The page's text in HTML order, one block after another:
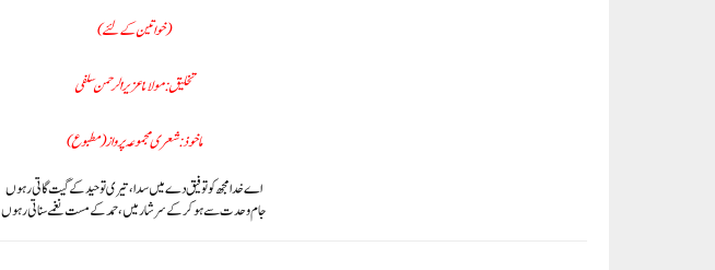
(خواتین کے لئے)
تخلیق: مولانا عزیز الرحمن سلفی
ماخوذ : شعری مجموعہ پرواز (مطبوع)
اے خدا مجھ کو توفیق دے میں سدا، تیری توحید کے گیت گاتی رہوں
جام وحدت سے ہوکر کے سرشار میں، حمد کے مست نغمے سناتی رہوں